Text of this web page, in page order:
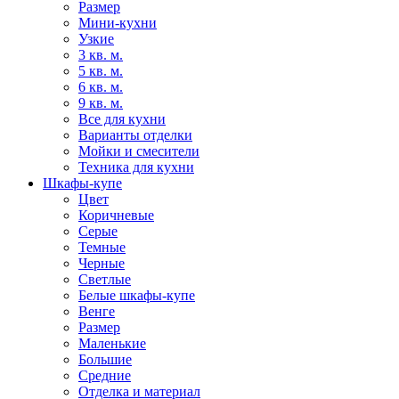
Размер
Мини-кухни
Узкие
3 кв. м.
5 кв. м.
6 кв. м.
9 кв. м.
Все для кухни
Варианты отделки
Мойки и смесители
Техника для кухни
Шкафы-купе
Цвет
Коричневые
Серые
Темные
Черные
Светлые
Белые шкафы-купе
Венге
Размер
Маленькие
Большие
Средние
Отделка и материал